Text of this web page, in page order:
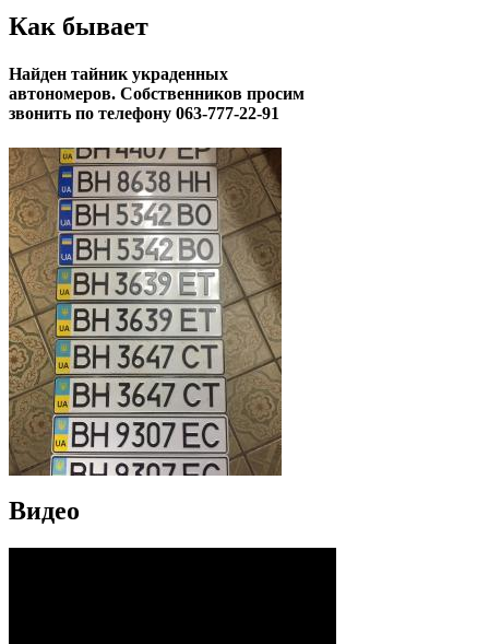
Как бывает
Найден тайник украденных
автономеров. Собственников просим
звонить по телефону 063-777-22-91
Видео